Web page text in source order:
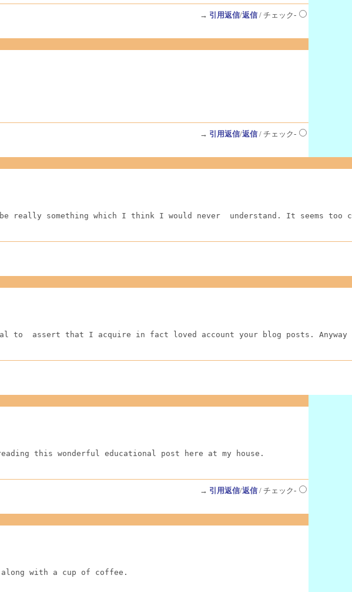
→ 引用返信/返信/ チェック-
→ 引用返信/返信/ チェック-
really something which I think I would never  understand. It seems
to  assert that I acquire in fact loved account your blog posts.
this wonderful educational post here at my house.
→ 引用返信/返信/ チェック-
with a cup of coffee.